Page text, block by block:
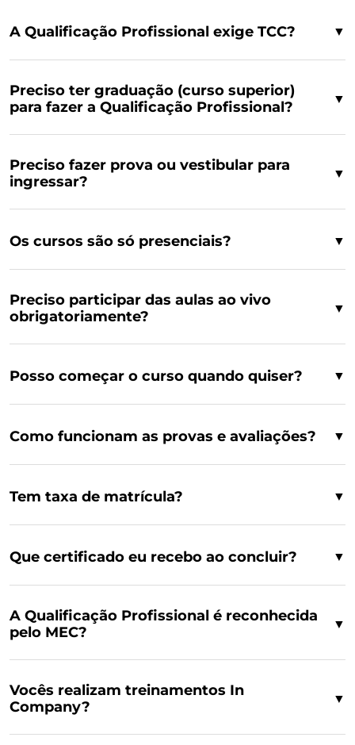
A Qualificação Profissional exige TCC? ▼
Preciso ter graduação (curso superior)
para fazer a Qualificação Profissional?
▼
Preciso fazer prova ou vestibular para
ingressar?
▼
Os cursos são só presenciais? ▼
Preciso participar das aulas ao vivo
obrigatoriamente?
▼
Posso começar o curso quando quiser? ▼
Como funcionam as provas e avaliações? ▼
Tem taxa de matrícula? ▼
Que certificado eu recebo ao concluir? ▼
A Qualificação Profissional é reconhecida
pelo MEC?
▼
Vocês realizam treinamentos In
Company?
▼